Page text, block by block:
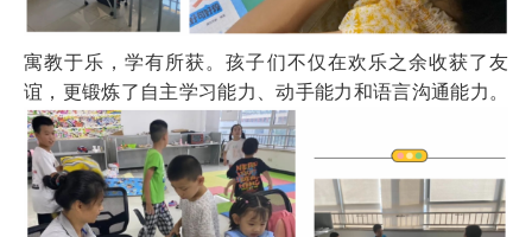
寓教于乐，学有所获。孩子们不仅在欢乐之余收获了友
谊，更锻炼了自主学习能力、动手能力和语言沟通能力。